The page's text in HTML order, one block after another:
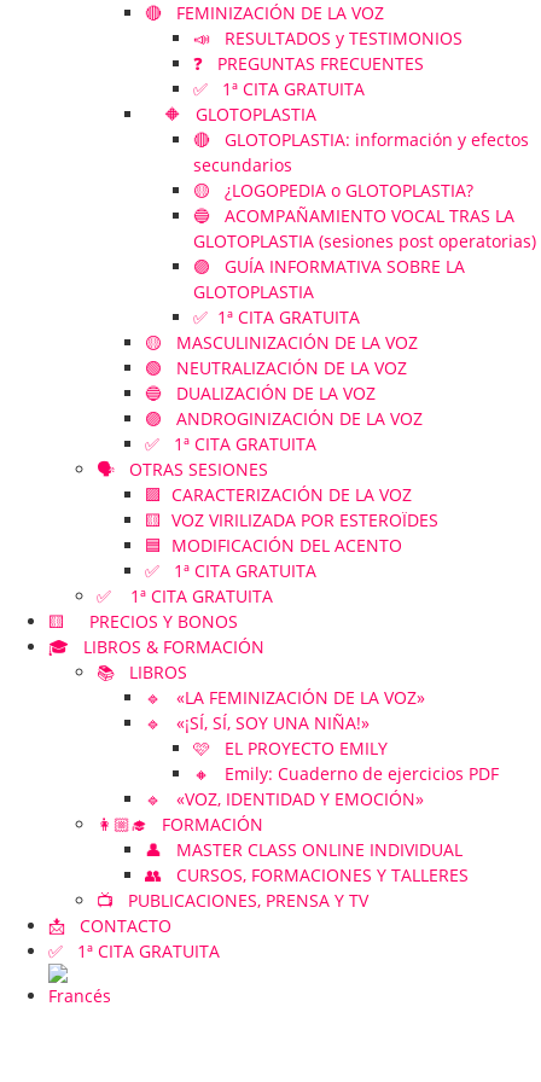
🔴 FEMINIZACIÓN DE LA VOZ
📣 RESULTADOS y TESTIMONIOS
❓ PREGUNTAS FRECUENTES
✅ 1ª CITA GRATUITA
🔶 GLOTOPLASTIA
🔴 GLOTOPLASTIA: información y efectos
secundarios
🟡 ¿LOGOPEDIA o GLOTOPLASTIA?
🔵 ACOMPAÑAMIENTO VOCAL TRAS LA
GLOTOPLASTIA (sesiones post operatorias)
🟣 GUÍA INFORMATIVA SOBRE LA
GLOTOPLASTIA
✅ 1ª CITA GRATUITA
🟡 MASCULINIZACIÓN DE LA VOZ
🟢 NEUTRALIZACIÓN DE LA VOZ
🔵 DUALIZACIÓN DE LA VOZ
🟣 ANDROGINIZACIÓN DE LA VOZ
✅ 1ª CITA GRATUITA
🗣️ OTRAS SESIONES
🟪 CARACTERIZACIÓN DE LA VOZ
🟨 VOZ VIRILIZADA POR ESTEROÏDES
🟦 MODIFICACIÓN DEL ACENTO
✅ 1ª CITA GRATUITA
✅ 1ª CITA GRATUITA
🟨 PRECIOS Y BONOS
🎓 LIBROS & FORMACIÓN
📚 LIBROS
🔹 «LA FEMINIZACIÓN DE LA VOZ»
🔹 «¡SÍ, SÍ, SOY UNA NIÑA!»
🩷 EL PROYECTO EMILY
🔸 Emily: Cuaderno de ejercicios PDF
🔹 «VOZ, IDENTIDAD Y EMOCIÓN»
👩🏼‍🎓 FORMACIÓN
👤 MASTER CLASS ONLINE INDIVIDUAL
👥 CURSOS, FORMACIONES Y TALLERES
📺 PUBLICACIONES, PRENSA Y TV
📩 CONTACTO
✅ 1ª CITA GRATUITA